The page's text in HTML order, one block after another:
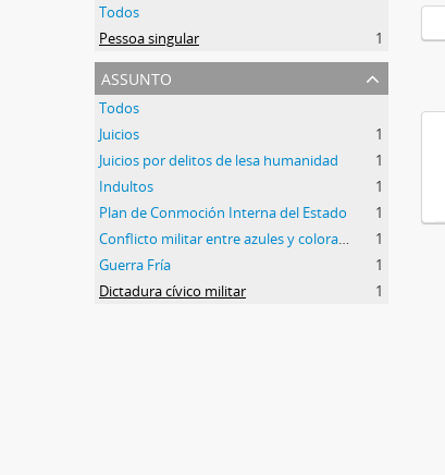
Todos
Pessoa singular
1
assunto
Todos
Juicios
1
Juicios por delitos de lesa humanidad
1
Indultos
1
Plan de Conmoción Interna del Estado
1
1
Guerra Fría
1
Dictadura cívico militar
1